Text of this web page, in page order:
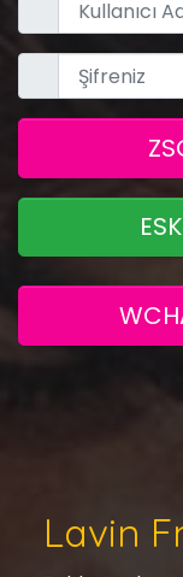
Lavin